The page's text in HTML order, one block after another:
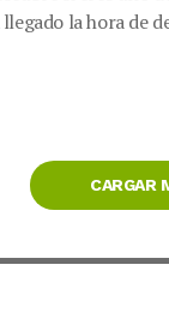
la hora de
CARGAR